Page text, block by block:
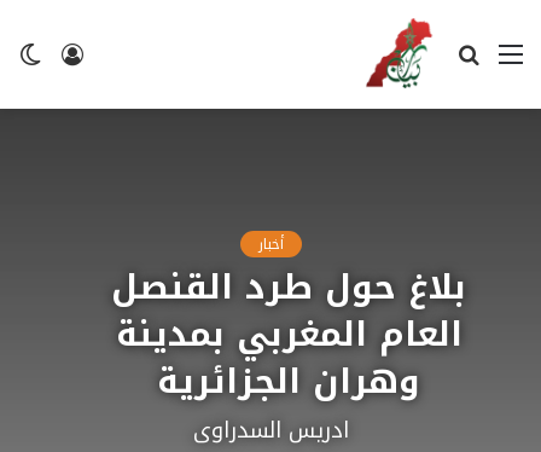
تسجيل
القائمة بحث
أخبار
بلاغ حول طرد القنصل
العام المغربي بمدينة
وهران الجزائرية
ادريس السدراوى